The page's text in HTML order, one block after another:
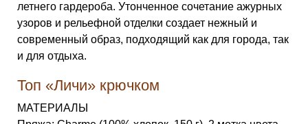
летнего гардероба. Утонченное сочетание ажурных
узоров и рельефной отделки создает нежный и
современный образ, подходящий как для города, так
и для отдыха.
Топ «Личи» крючком
МАТЕРИАЛЫ